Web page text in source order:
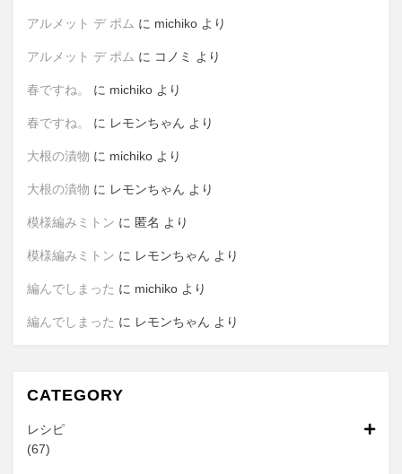
アルメット デ ポム に michiko より
アルメット デ ポム に コノミ より
春ですね。 に michiko より
春ですね。 に レモンちゃん より
大根の漬物 に michiko より
大根の漬物 に レモンちゃん より
模様編みミトン に 匿名 より
模様編みミトン に レモンちゃん より
編んでしまった に michiko より
編んでしまった に レモンちゃん より
CATEGORY
レシピ
(67)